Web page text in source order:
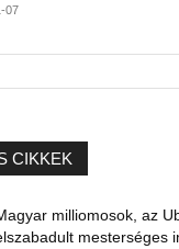
07
CIKKEK
milliomosok, az
mesterséges